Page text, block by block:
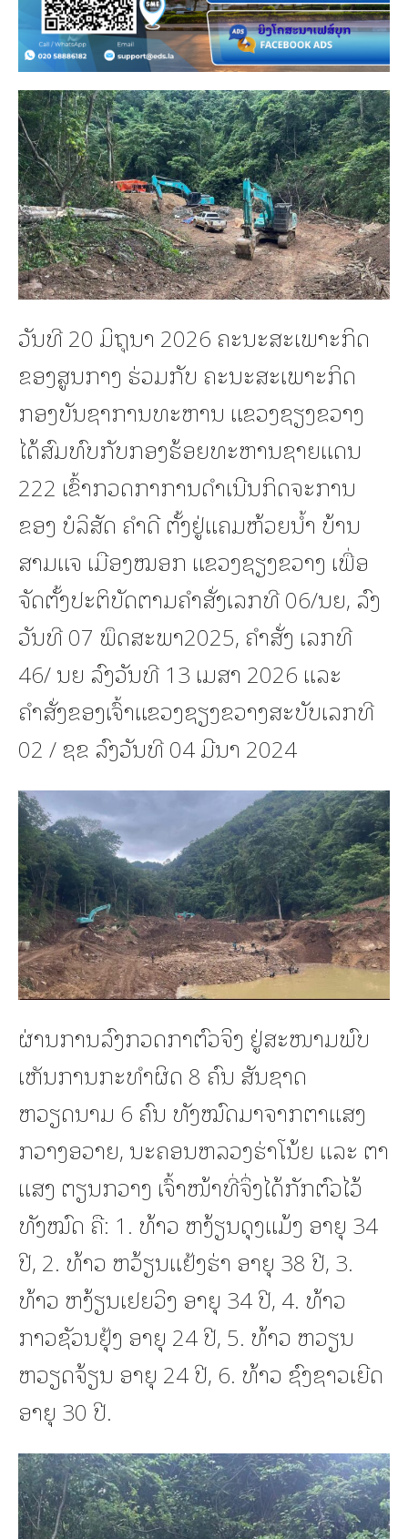
ວັນທີ 20 ມິຖຸນາ 2026 ຄະນະສະເພາະກິດ
ຂອງສູນກາງ ຮ່ວມກັບ ຄະນະສະເພາະກິດ
ກອງບັນຊາການທະຫານ ແຂວງຊຽງຂວາງ
ໄດ້ສົມທົບກັບກອງຮ້ອຍທະຫານຊາຍແດນ
222 ເຂົ້າກວດກາການດຳເນີນກິດຈະການ
ຂອງ ບໍລິສັດ ຄຳດີ ຕັ້ງຢູ່ແຄມຫ້ວຍນ້ຳ ບ້ານ
ສາມແຈ ເມືອງໝອກ ແຂວງຊຽງຂວາງ ເພື່ອ
ຈັດຕັ້ງປະຕິບັດຕາມຄຳສັ່ງເລກທີ 06/ນຍ, ລົງ
ວັນທີ 07 ພຶດສະພາ2025, ຄຳສັ່ງ ເລກທີ
46/ ນຍ ລົງວັນທີ 13 ເມສາ 2026 ແລະ
ຄຳສັ່ງຂອງເຈົ້າແຂວງຊຽງຂວາງສະບັບເລກທີ
02 / ຊຂ ລົງວັນທີ 04 ມີນາ 2024
‎ຜ່ານການລົງກວດກາຕົວຈິງ ຢູ່ສະໜາມພົບ
ເຫັນການກະທຳຜິດ 8 ຄົນ ສັນຊາດ
ຫວຽດນາມ 6 ຄົນ ທັງໝົດມາຈາກຕາແສງ
ກວາງອວາຍ, ນະຄອນຫລວງຮ່າໂນ້ຍ ແລະ ຕາ
ແສງ ຕຽນກວາງ ເຈົ້າໜ້າທີ່ຈຶ່ງໄດ້ກັກຕົວໄວ້
ທັງໝົດ ຄື: 1. ທ້າວ ຫງ້ຽນດຸງແມ້ງ ອາຍຸ 34
ປີ, 2. ທ້າວ ຫວ້ຽນແຢ້ງຮ່າ ອາຍຸ 38 ປີ, 3.
ທ້າວ ຫງ້ຽນເຢຍວິງ ອາຍຸ 34 ປີ, 4. ທ້າວ
ກາວຊັວນຢຸ້ງ ອາຍຸ 24 ປີ, 5. ທ້າວ ຫວຽນ
ຫວຽດຈ້ຽນ ອາຍຸ 24 ປີ, 6. ທ້າວ ຊົງຊາວເຍີດ
ອາຍຸ 30 ປີ.